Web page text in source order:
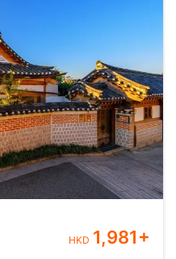
HKD 1,981+